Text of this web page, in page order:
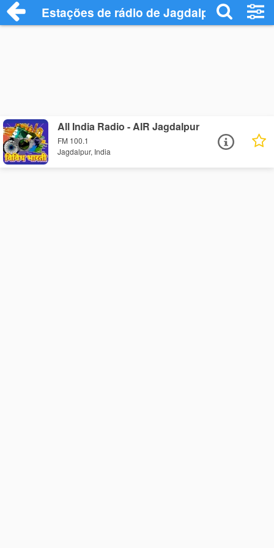
Estações de rádio de Jagdalpur - Ouça
All India Radio - AIR Jagdalpur
FM 100.1
Jagdalpur, India